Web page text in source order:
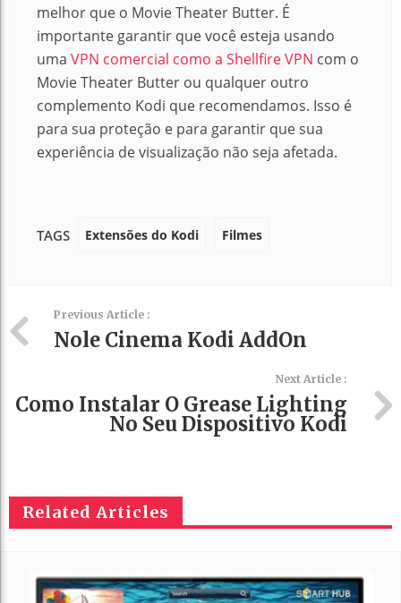
melhor que o Movie Theater Butter. É
importante garantir que você esteja usando
uma VPN comercial como a Shellfire VPN com o
Movie Theater Butter ou qualquer outro
complemento Kodi que recomendamos. Isso é
para sua proteção e para garantir que sua
experiência de visualização não seja afetada.
TAGS Extensões do Kodi Filmes
Previous Article :
Nole Cinema Kodi AddOn
Next Article :
Como Instalar O Grease Lighting
No Seu Dispositivo Kodi
Related Articles